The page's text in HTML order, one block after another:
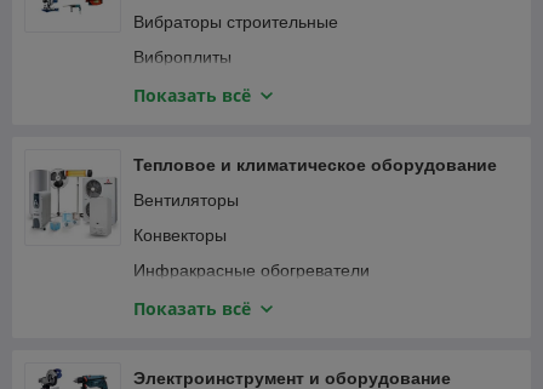
Наборы ручного инструмента
Паяльники, оловоотсосы
Пневматический инструмент
Столярно-слесарный инструмент
Вибраторы строительные
Виброплиты
Виброрейки
Генераторы и электростанции
Затирочные машины
Компрессоры
Мотобуры и мотодрели
Мотопомпы
Пылесосы строительные
Показать всё
Тепловое и климатическое оборудование
Вентиляторы
Конвекторы
Инфракрасные обогреватели
Кондиционеры
Тепловые пушки
Показать всё
Электроинструмент и оборудование